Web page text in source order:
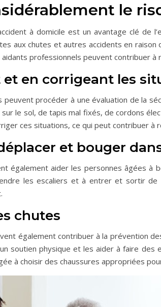
le
à domicile est un avantage clé de
aux chutes et autres accidents en
professionnels peuvent contribuer
en corrigeant les
peuvent procéder à une évaluation de la
sur le sol, de tapis mal fixés, de cordons
ces situations, ce qui peut contribuer à
et bouger
également aider les personnes âgées à
les escaliers et à entrer et sortir
chutes
également contribuer à la prévention
soutien physique et les aider à faire des
à choisir des chaussures appropriées